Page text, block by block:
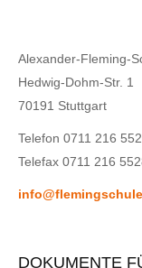
Alexander-Fleming-
Hedwig-Dohm-Str. 1
70191 Stuttgart
Telefon 0711 216
Telefax 0711 216
DOKUMENTE